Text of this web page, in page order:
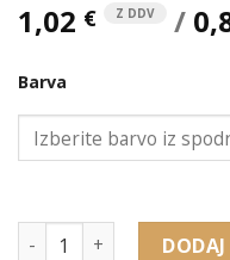
1,02 € Z DDV /
Barva
32501 sv nosilna vrečka